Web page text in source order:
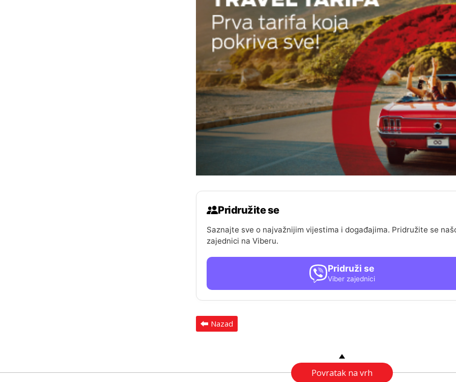
Pridružite se
Saznajte sve o najvažnijim vijestima i događajima. Pridružite se
zajednici na Viberu.
Pridruži se
Viber zajednici
Nazad
Povratak na vrh